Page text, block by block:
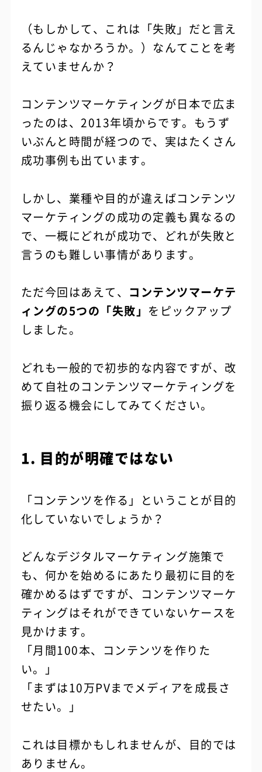
（もしかして、これは「失敗」だと言え
るんじゃなかろうか。）なんてことを考
えていませんか？
コンテンツマーケティングが日本で広ま
ったのは、2013年頃からです。もうず
いぶんと時間が経つので、実はたくさん
成功事例も出ています。
しかし、業種や目的が違えばコンテンツ
マーケティングの成功の定義も異なるの
で、一概にどれが成功で、どれが失敗と
言うのも難しい事情があります。
ただ今回はあえて、 コンテンツマーケテ
ィングの5つの「失敗」 をピックアップ
しました。
どれも一般的で初歩的な内容ですが、改
めて自社のコンテンツマーケティングを
振り返る機会にしてみてください。
1. 目的が明確ではない
「コンテンツを作る」ということが目的
化していないでしょうか？
どんなデジタルマーケティング施策で
も、何かを始めるにあたり最初に目的を
確かめるはずですが、コンテンツマーケ
ティングはそれができていないケースを
見かけます。
「月間100本、コンテンツを作りた
い。」
「まずは10万PVまでメディアを成長さ
せたい。」
これは目標かもしれませんが、目的では
ありません。